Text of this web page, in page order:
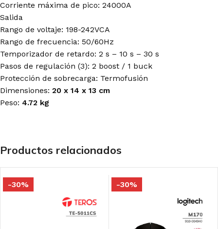
Corriente máxima de pico: 24000A
Salida
Rango de voltaje: 198-242VCA
Rango de frecuencia: 50/60Hz
Temporizador de retardo: 2 s – 10 s – 30 s
Pasos de regulación (3): 2 boost / 1 buck
Protección de sobrecarga: Termofusión
Dimensiones: 20 x 14 x 13 cm
Peso: 4.72 kg
Productos relacionados
-30% -30%